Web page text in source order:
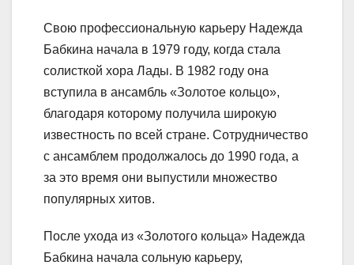
Свою профессиональную карьеру Надежда
Бабкина начала в 1979 году, когда стала
солисткой хора Лады. В 1982 году она
вступила в ансамбль «Золотое кольцо»,
благодаря которому получила широкую
известность по всей стране. Сотрудничество
с ансамблем продолжалось до 1990 года, а
за это время они выпустили множество
популярных хитов.
После ухода из «Золотого кольца» Надежда
Бабкина начала сольную карьеру,